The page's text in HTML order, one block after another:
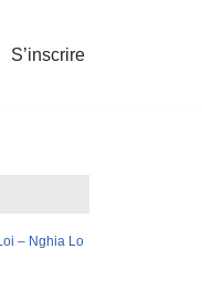
S’inscrire
– Nghia Lo